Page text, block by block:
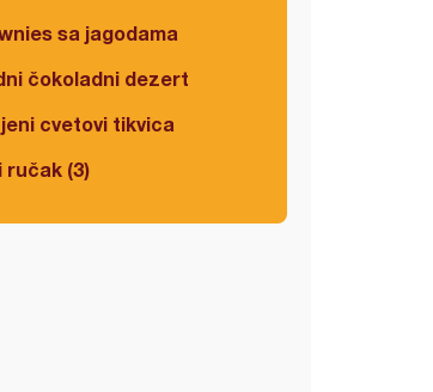
sa jagodama
čokoladni dezert
cvetovi tikvica
ručak (3)